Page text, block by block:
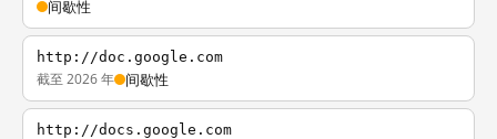
间歇性
http://doc.google.com
截至 2026 年 间歇性
http://docs.google.com